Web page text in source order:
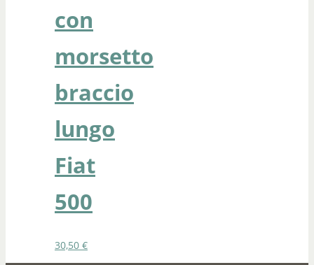
con
morsetto
braccio
lungo
Fiat
500
30,50 €